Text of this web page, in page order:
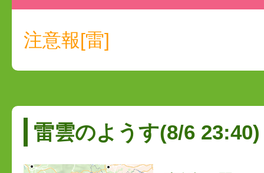
注意報[雷]
雷雲のようす(8/6 23:40)